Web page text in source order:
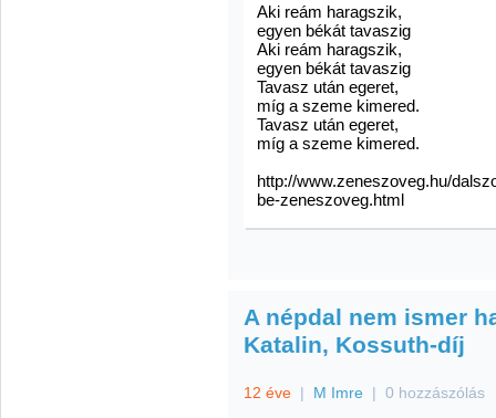
Aki reám haragszik,
egyen békát tavaszig
Aki reám haragszik,
egyen békát tavaszig
Tavasz után egeret,
míg a szeme kimered.
Tavasz után egeret,
míg a szeme kimered.
http://www.zeneszoveg.hu/
be-zeneszoveg.html
A népdal nem ismer
Katalin, Kossuth-díj
12 éve | M Imre | 0 hozzászólás